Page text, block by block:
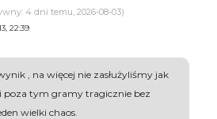
4 dni temu, 2026-08-03)
22:39
, na więcej nie zasłużyliśmy jak
poza tym gramy tragicznie bez
wielki chaos.